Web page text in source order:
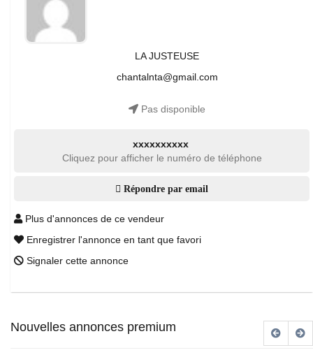
LA JUSTEUSE
chantalnta@gmail.com
Pas disponible
xxxxxxxxxx
Cliquez pour afficher le numéro de téléphone
Répondre par email
Plus d'annonces de ce vendeur
Enregistrer l'annonce en tant que favori
Signaler cette annonce
Nouvelles annonces premium